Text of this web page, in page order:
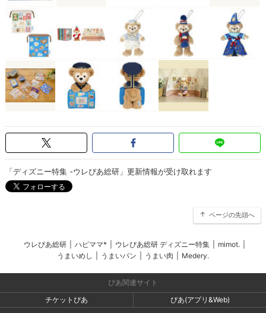
「ディズニー特集 -ウレぴあ総研」更新情報が受け取れます
ページの先頭へ
ウレぴあ総研 ハピママ* ウレぴあ総研 ディズニー特集 mimot.
うまいめし
うまいパン うまい肉 Medery.
ぴあ関連サイト
チケットぴあ
ぴあ(アプリ&Web)